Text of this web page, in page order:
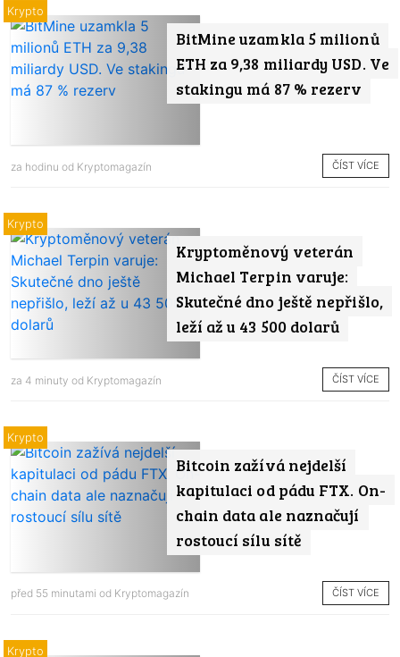
BitMine uzamkla 5 milionů
ETH za 9,38 miliardy USD. Ve
stakingu má 87 % rezerv
Krypto
za hodinu od Kryptomagazín ČÍST VÍCE
Kryptoměnový veterán
Michael Terpin varuje:
Skutečné dno ještě nepřišlo,
leží až u 43 500 dolarů
Krypto
za 4 minuty od Kryptomagazín ČÍST VÍCE
Bitcoin zažívá nejdelší
kapitulaci od pádu FTX. On-
chain data ale naznačují
rostoucí sílu sítě
Krypto
před 55 minutami od Kryptomagazín ČÍST VÍCE
Krypto